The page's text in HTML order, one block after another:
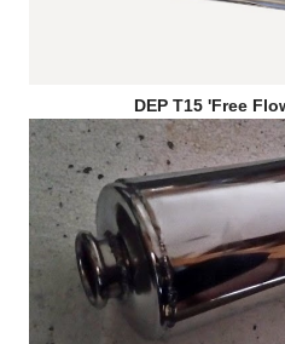
DEP T15 'Free